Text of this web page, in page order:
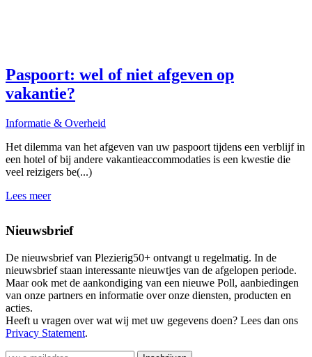
Paspoort: wel of niet afgeven op
vakantie?
Informatie & Overheid
Het dilemma van het afgeven van uw paspoort tijdens een verblijf in
een hotel of bij andere vakantieaccommodaties is een kwestie die
veel reizigers be(...)
Lees meer
Nieuwsbrief
De nieuwsbrief van Plezierig50+ ontvangt u regelmatig. In de
nieuwsbrief staan interessante nieuwtjes van de afgelopen periode.
Maar ook met de aankondiging van een nieuwe Poll, aanbiedingen
van onze partners en informatie over onze diensten, producten en
acties.
Heeft u vragen over wat wij met uw gegevens doen? Lees dan ons
Privacy Statement.